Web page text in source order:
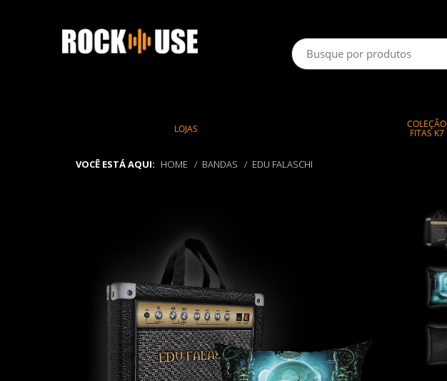
LOJAS COLEÇÃO
FITAS K7
VOCÊ ESTÁ AQUI: HOME BANDAS EDU FALASCHI